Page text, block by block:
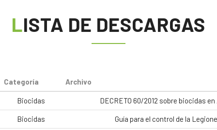
LISTA DE DESCARGAS
Categoría Archivo
Biocidas DECRETO 60/2012 sobre biocidas
Biocidas Guía para el control de la